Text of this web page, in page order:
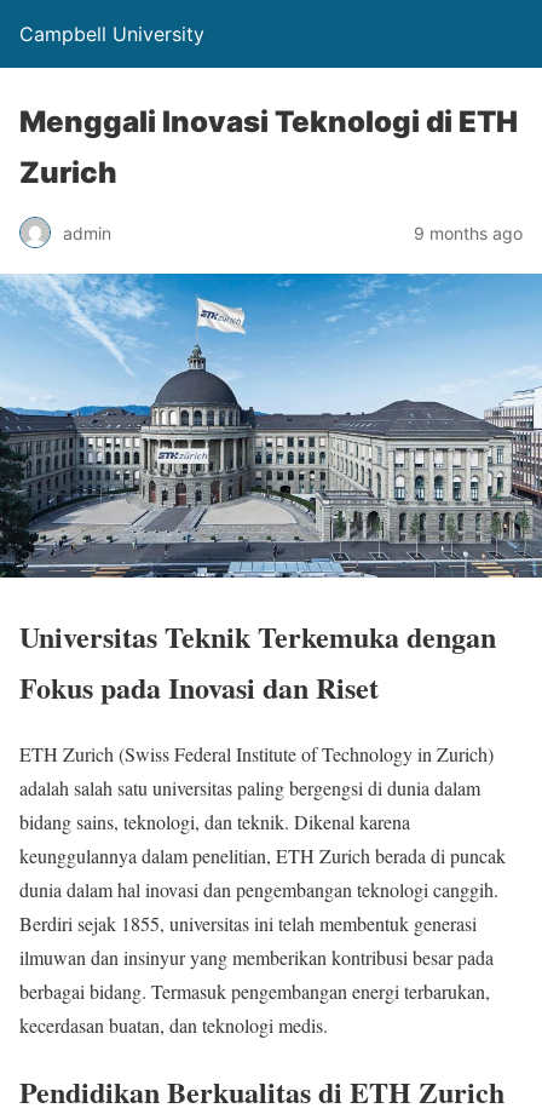
Campbell University
Menggali Inovasi Teknologi di ETH
Zurich
admin 9 months ago
Universitas Teknik Terkemuka dengan
Fokus pada Inovasi dan Riset
ETH Zurich (Swiss Federal Institute of Technology in Zurich)
adalah salah satu universitas paling bergengsi di dunia dalam
bidang sains, teknologi, dan teknik. Dikenal karena
keunggulannya dalam penelitian, ETH Zurich berada di puncak
dunia dalam hal inovasi dan pengembangan teknologi canggih.
Berdiri sejak 1855, universitas ini telah membentuk generasi
ilmuwan dan insinyur yang memberikan kontribusi besar pada
berbagai bidang. Termasuk pengembangan energi terbarukan,
kecerdasan buatan, dan teknologi medis.
Pendidikan Berkualitas di ETH Zurich